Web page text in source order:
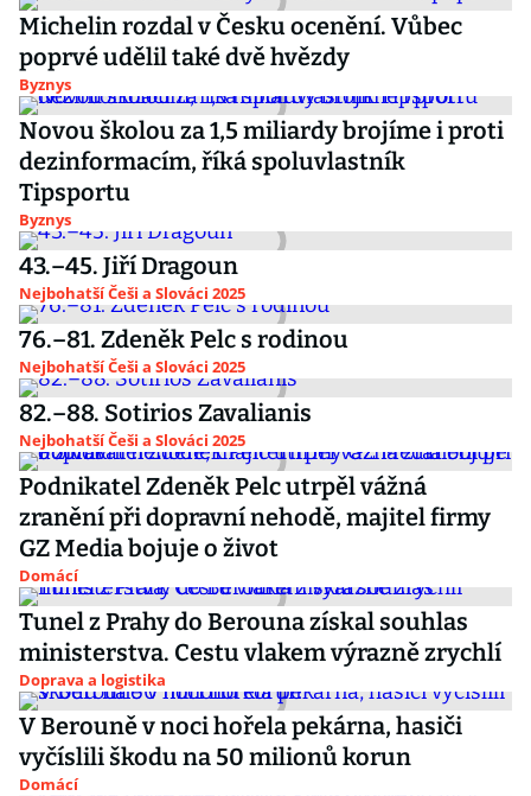
Michelin rozdal v Česku ocenění. Vůbec
poprvé udělil také dvě hvězdy
Byznys
Novou školou za 1,5 miliardy brojíme i proti
dezinformacím, říká spoluvlastník
Tipsportu
Byznys
43.–45. Jiří Dragoun
Nejbohatší Češi a Slováci 2025
76.–81. Zdeněk Pelc s rodinou
Nejbohatší Češi a Slováci 2025
82.–88. Sotirios Zavalianis
Nejbohatší Češi a Slováci 2025
Podnikatel Zdeněk Pelc utrpěl vážná
zranění při dopravní nehodě, majitel firmy
GZ Media bojuje o život
Domácí
Tunel z Prahy do Berouna získal souhlas
ministerstva. Cestu vlakem výrazně zrychlí
Doprava a logistika
V Berouně v noci hořela pekárna, hasiči
vyčíslili škodu na 50 milionů korun
Domácí